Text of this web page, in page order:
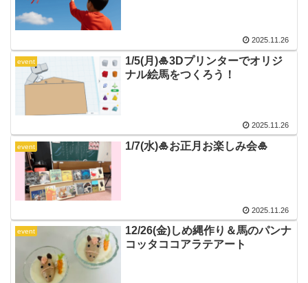
2025.11.26
event
1/5(月)🎍3Dプリンターでオリジ
ナル絵馬をつくろう！
2025.11.26
event 1/7(水)🎍お正月お楽しみ会🎍
2025.11.26
event
12/26(金)しめ縄作り＆馬のパンナ
コッタココアラテアート